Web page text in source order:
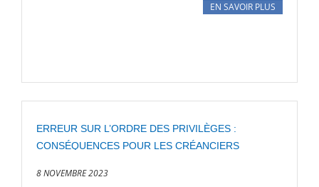
EN SAVOIR PLUS
ERREUR SUR L’ORDRE DES PRIVILÈGES :
CONSÉQUENCES POUR LES CRÉANCIERS
8 NOVEMBRE 2023